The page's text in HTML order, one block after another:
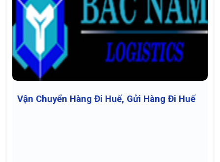
Vận Chuyển Hàng Đi Huế, Gửi Hàng Đi Huế